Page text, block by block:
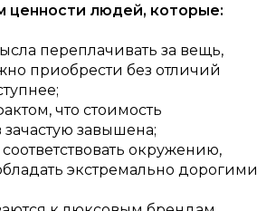
ценности людей, которые:
переплачивать за вещь,
приобрести без отличий
что стоимость
зачастую завышена;
окружению,
экстремально дорогими